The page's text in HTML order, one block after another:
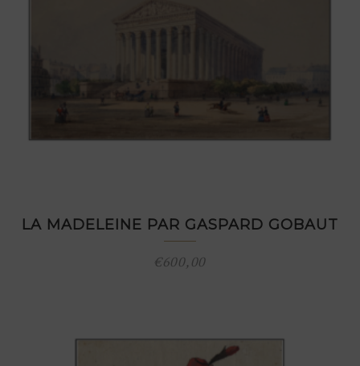
LA MADELEINE PAR GASPARD GOBAUT
€600,00